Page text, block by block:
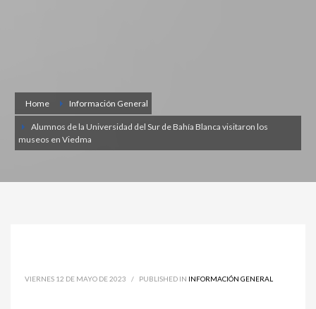
Home Información General
Alumnos de la Universidad del Sur de Bahía Blanca visitaron los
museos en Viedma
VIERNES 12 DE MAYO DE 2023 / PUBLISHED IN INFORMACIÓN GENERAL